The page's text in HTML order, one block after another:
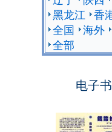
黑龙江 香
全国 海外
全部
电子书